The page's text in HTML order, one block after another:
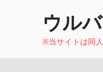
ウル
※当サイトは同